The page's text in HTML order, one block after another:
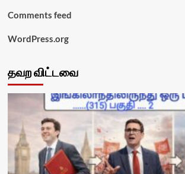
Comments feed
WordPress.org
தவற விட்டவை